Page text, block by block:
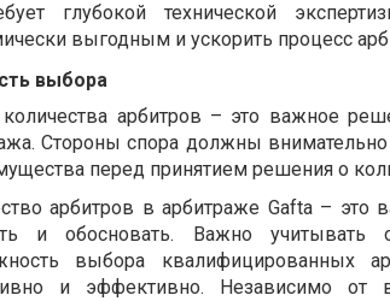
глубокой технической
выгодным и ускорить процесс
выбора
арбитров – это важное
Стороны спора должны
перед принятием решения о
арбитров в арбитраже Gafta – это
и обосновать. Важно учитывать
выбора квалифицированных
и эффективно. Независимо от